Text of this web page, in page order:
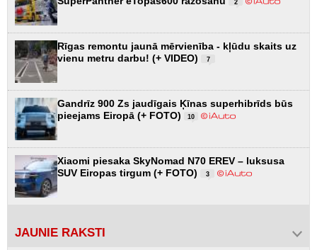
2
Rīgas remontu jaunā mērvienība - kļūdu skaits uz
vienu metru darbu! (+ VIDEO)
7
Gandrīz 900 Zs jaudīgais Ķīnas superhibrīds būs
pieejams Eiropā (+ FOTO)
10
Xiaomi piesaka SkyNomad N70 EREV – luksusa
SUV Eiropas tirgum (+ FOTO)
3
JAUNIE RAKSTI